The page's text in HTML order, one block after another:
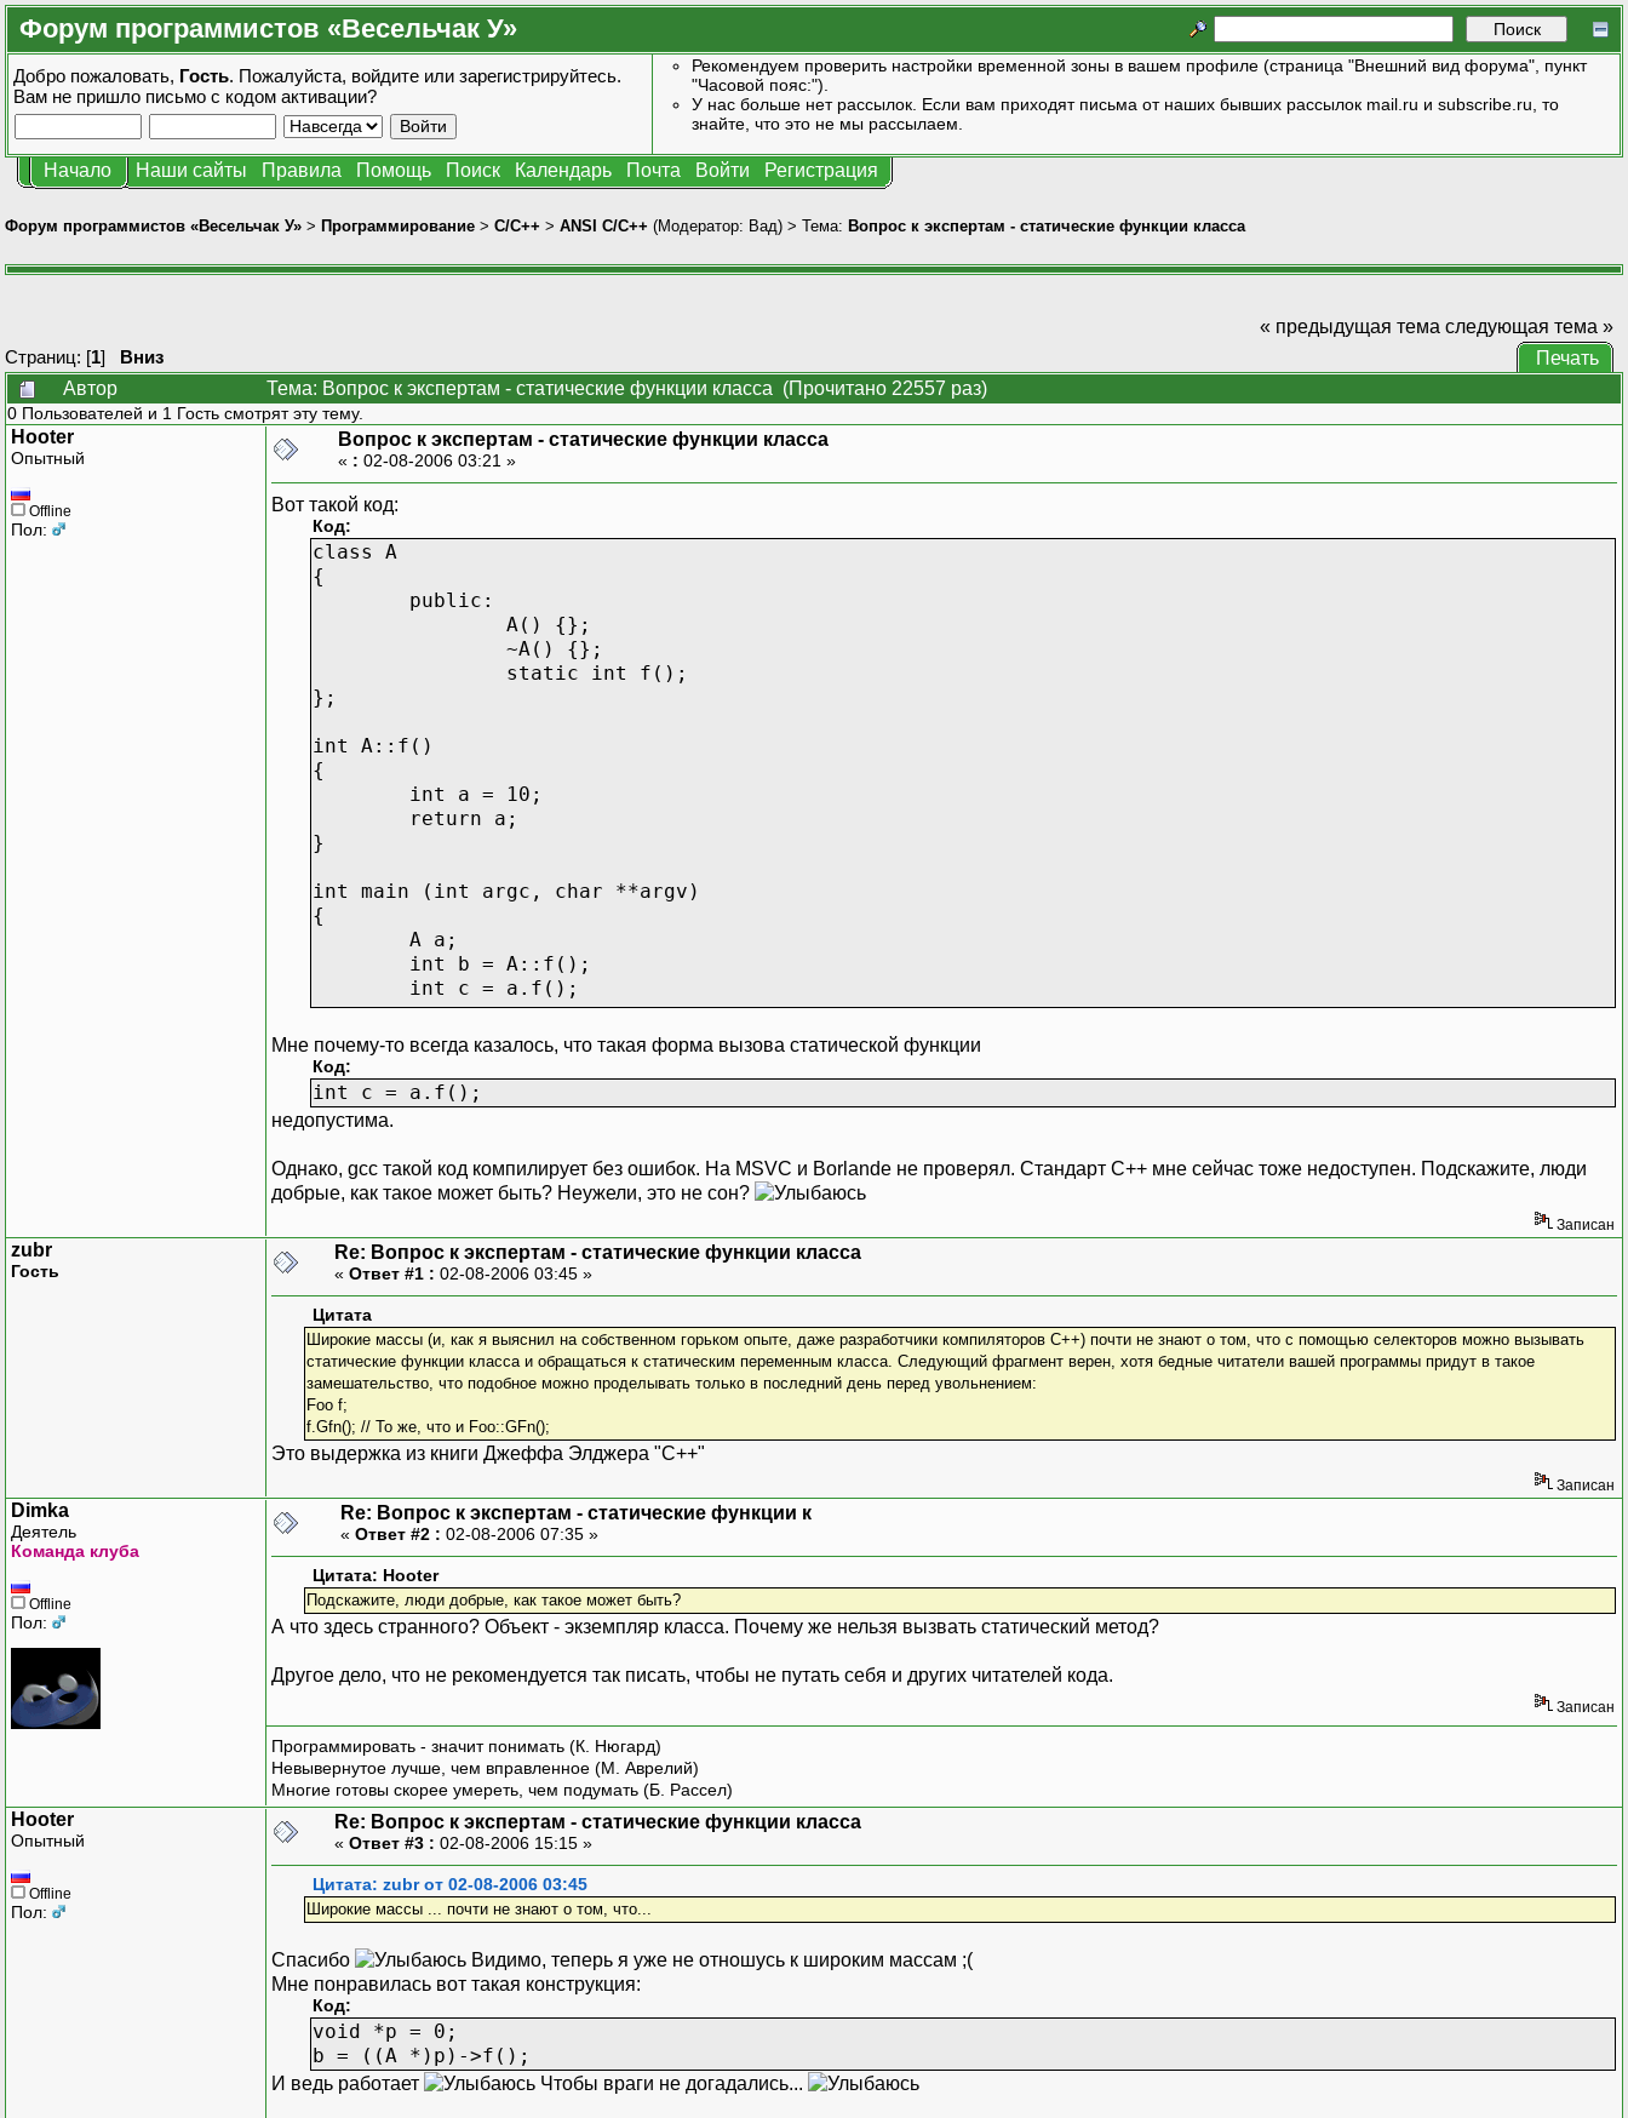
Форум программистов «Весельчак У»
Добро пожаловать, Гость. Пожалуйста, войдите или зарегистрируйтесь.
Вам не пришло письмо с кодом активации?
Рекомендуем проверить настройки временной зоны в вашем профиле (страница "Внешний вид форума", пункт
"Часовой пояс:").
У нас больше нет рассылок. Если вам приходят письма от наших бывших рассылок mail.ru и subscribe.ru, то
знайте, что это не мы рассылаем.
Начало Наши сайты Правила Помощь Поиск Календарь Почта Войти Регистрация
Форум программистов «Весельчак У» > Программирование > C/C++ > ANSI С/С++ (Модератор: Вад) > Тема: Вопрос к экспертам - статические функции класса
Страниц: [1] Вниз
« предыдущая тема следующая тема »
Печать
Автор
Тема: Вопрос к экспертам - статические функции класса (Прочитано 22557 раз)
0 Пользователей и 1 Гость смотрят эту тему.
Hooter
Опытный
Offline
Пол:
Вопрос к экспертам - статические функции класса
« : 02-08-2006 03:21 »
Вот такой код:
Код:
class A
{
public:
A() {};
~A() {};
static int f();
};
int A::f()
{
int a = 10;
return a;
}
int main (int argc, char **argv)
{
A a;
int b = A::f();
int c = a.f();
return c;
}
Мне почему-то всегда казалось, что такая форма вызова статической функции
Код:
int c = a.f();
недопустима.
Однако, gcc такой код компилирует без ошибок. На MSVC и Borlande не проверял. Стандарт С++ мне сейчас тоже недоступен. Подскажите, люди
добрые, как такое может быть? Неужели, это не сон?
Записан
zubr
Гость
Re: Вопрос к экспертам - статические функции класса
« Ответ #1 : 02-08-2006 03:45 »
Цитата
Широкие массы (и, как я выяснил на собственном горьком опыте, даже разработчики компиляторов C++) почти не знают о том, что с помощью селекторов можно вызывать
статические функции класса и обращаться к статическим переменным класса. Следующий фрагмент верен, хотя бедные читатели вашей программы придут в такое
замешательство, что подобное можно проделывать только в последний день перед увольнением:
Foo f;
f.Gfn(); // То же, что и Foo::GFn();
Это выдержка из книги Джеффа Элджера "C++"
Записан
Dimka
Деятель
Команда клуба
Offline
Пол:
Re: Вопрос к экспертам - статические функции к
« Ответ #2 : 02-08-2006 07:35 »
Цитата: Hooter
Подскажите, люди добрые, как такое может быть?
А что здесь странного? Объект - экземпляр класса. Почему же нельзя вызвать статический метод?
Другое дело, что не рекомендуется так писать, чтобы не путать себя и других читателей кода.
Записан
Программировать - значит понимать (К. Нюгард)
Невывернутое лучше, чем вправленное (М. Аврелий)
Многие готовы скорее умереть, чем подумать (Б. Рассел)
Hooter
Опытный
Offline
Пол:
Re: Вопрос к экспертам - статические функции класса
« Ответ #3 : 02-08-2006 15:15 »
Цитата: zubr от 02-08-2006 03:45
Широкие массы ... почти не знают о том, что...
Спасибо
Видимо, теперь я уже не отношусь к широким массам ;(
Мне понравилась вот такая конструкция:
Код:
void *p = 0;
b = ((A *)p)->f();
И ведь работает Чтобы враги не догадались...